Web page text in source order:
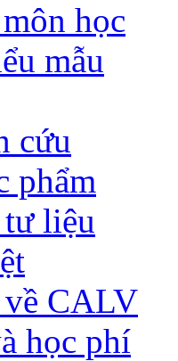
học
mẫu
cứu
phẩm
liệu
CALV
học phí